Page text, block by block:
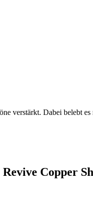
verstärkt. Dabei belebt
Copper